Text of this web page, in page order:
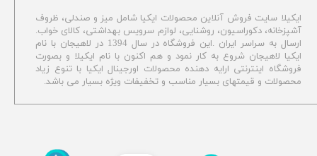
ایکیلا سایت فروش آنلاین محصولات ایکیا شامل میز و صندلی، ظروف
آشپزخانه، دکوراسیون، روشنایی، لوازم سرویس بهداشتی، کالای خواب.
ارسال به سراسر ایران .این فروشگاه در سال 1394 در لاهیجان با نام
ایکیا لاهیجان شروع به کار نمود و هم اکنون با نام ایکیلا و بصورت
فروشگاه اینترنتی ارایه دهنده محصولات اورجینال ایکیا با تنوع زیاد
محصولات و قیمتهای بسیار مناسب و تخفیفات ویژه بسیار می باشد.